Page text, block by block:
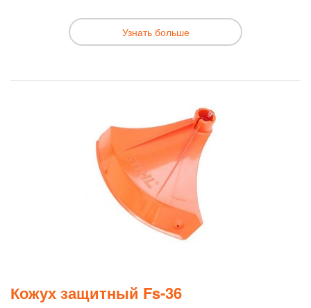
Узнать больше
Кожух защитный Fs-36